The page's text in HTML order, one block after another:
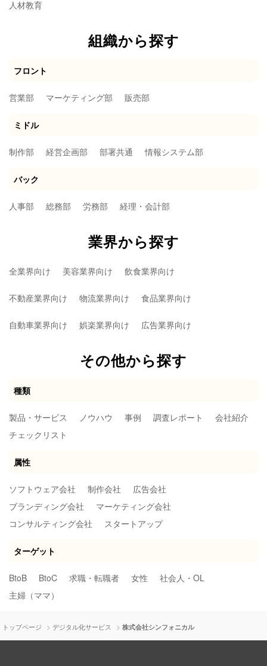
人材教育
組織から探す
フロント
営業部 マーケティング部 販売部
ミドル
制作部 経営企画部 部署共通 情報システム部
バック
人事部 総務部 労務部 経理・会計部
業界から探す
全業界向け 美容業界向け 飲食業界向け
不動産業界向け 物流業界向け 食品業界向け
自動車業界向け 娯楽業界向け 広告業界向け
その他から探す
種類
製品・サービス ノウハウ 事例 調査レポート
会社紹介
チェックリスト
属性
ソフトウェア会社 制作会社
広告会社
ブランディング会社
マーケティング会社
コンサルティング会社
スタートアップ
ターゲット
BtoB BtoC 求職・転職者 女性
社会人・OL
主婦（ママ）
トップページ >デジタル化サービス >株式会社シンフォニカル